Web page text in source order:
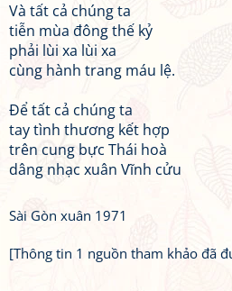
Và tất cả chúng ta
tiễn mùa đông thế kỷ
phải lùi xa lùi xa
cùng hành trang máu lệ.
Để tất cả chúng ta
tay tình thương kết hợp
trên cung bực Thái hoà
dâng nhạc xuân Vĩnh cửu
Sài Gòn xuân 1971
[Thông tin 1 nguồn tham khảo đã